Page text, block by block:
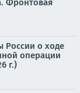
Фронтовая
России о ходе
операции
г.)